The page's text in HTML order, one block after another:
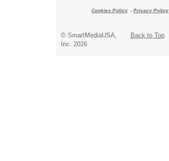
Cookies Policy -Privacy Policy
Back to Top
© SmartMediaUSA,
Inc. 2026